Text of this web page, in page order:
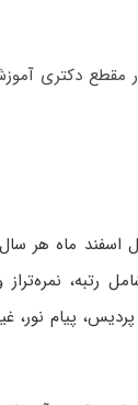
مقطع دکتری
اسفند ماه هر
رتبه،
پیام نور،